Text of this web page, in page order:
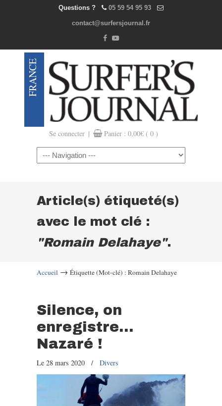
Questions ? 05 59 54 95 93
contact@surfersjournal.fr
Se connecter | Panier : 0,00€ ( 0 )
Navigation
Article(s) étiqueté(s)
avec le mot clé :
"Romain Delahaye".
Accueil → Étiquette (Mot-clé) : Romain Delahaye
Silence, on
enregistre…
Nazaré !
Le 28 mars 2020 / Divers